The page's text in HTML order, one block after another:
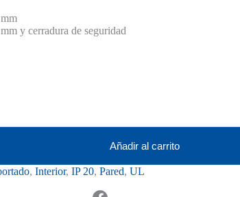
y cerradura de seguridad
Añadir al carrito
, Interior, IP 20, Pared, UL